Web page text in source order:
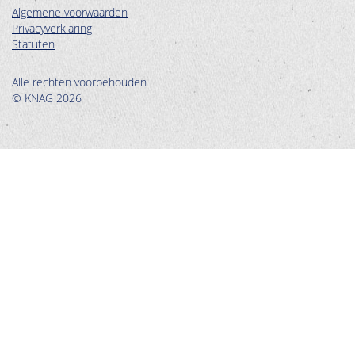
Algemene voorwaarden
Privacyverklaring
Statuten
Alle rechten voorbehouden
© KNAG 2026